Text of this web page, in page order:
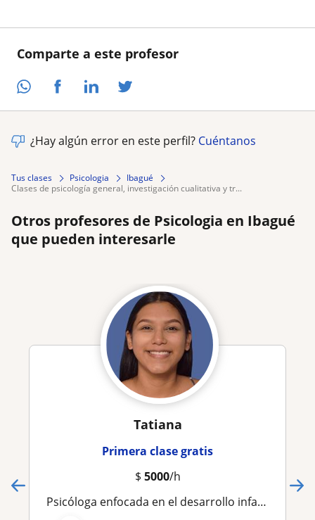
Comparte a este profesor
¿Hay algún error en este perfil? Cuéntanos
Tus clases Psicologia
Ibagué
clases de psicología general, investigación cualitativa y tr...
Otros profesores de Psicologia en Ibagué
que pueden interesarle
Tatiana
Primera clase gratis
$ 5000/h
Psicóloga enfocada en el desarrollo infantil y la educación emocional. Promoviendo bienestar y aprendizaje saludable